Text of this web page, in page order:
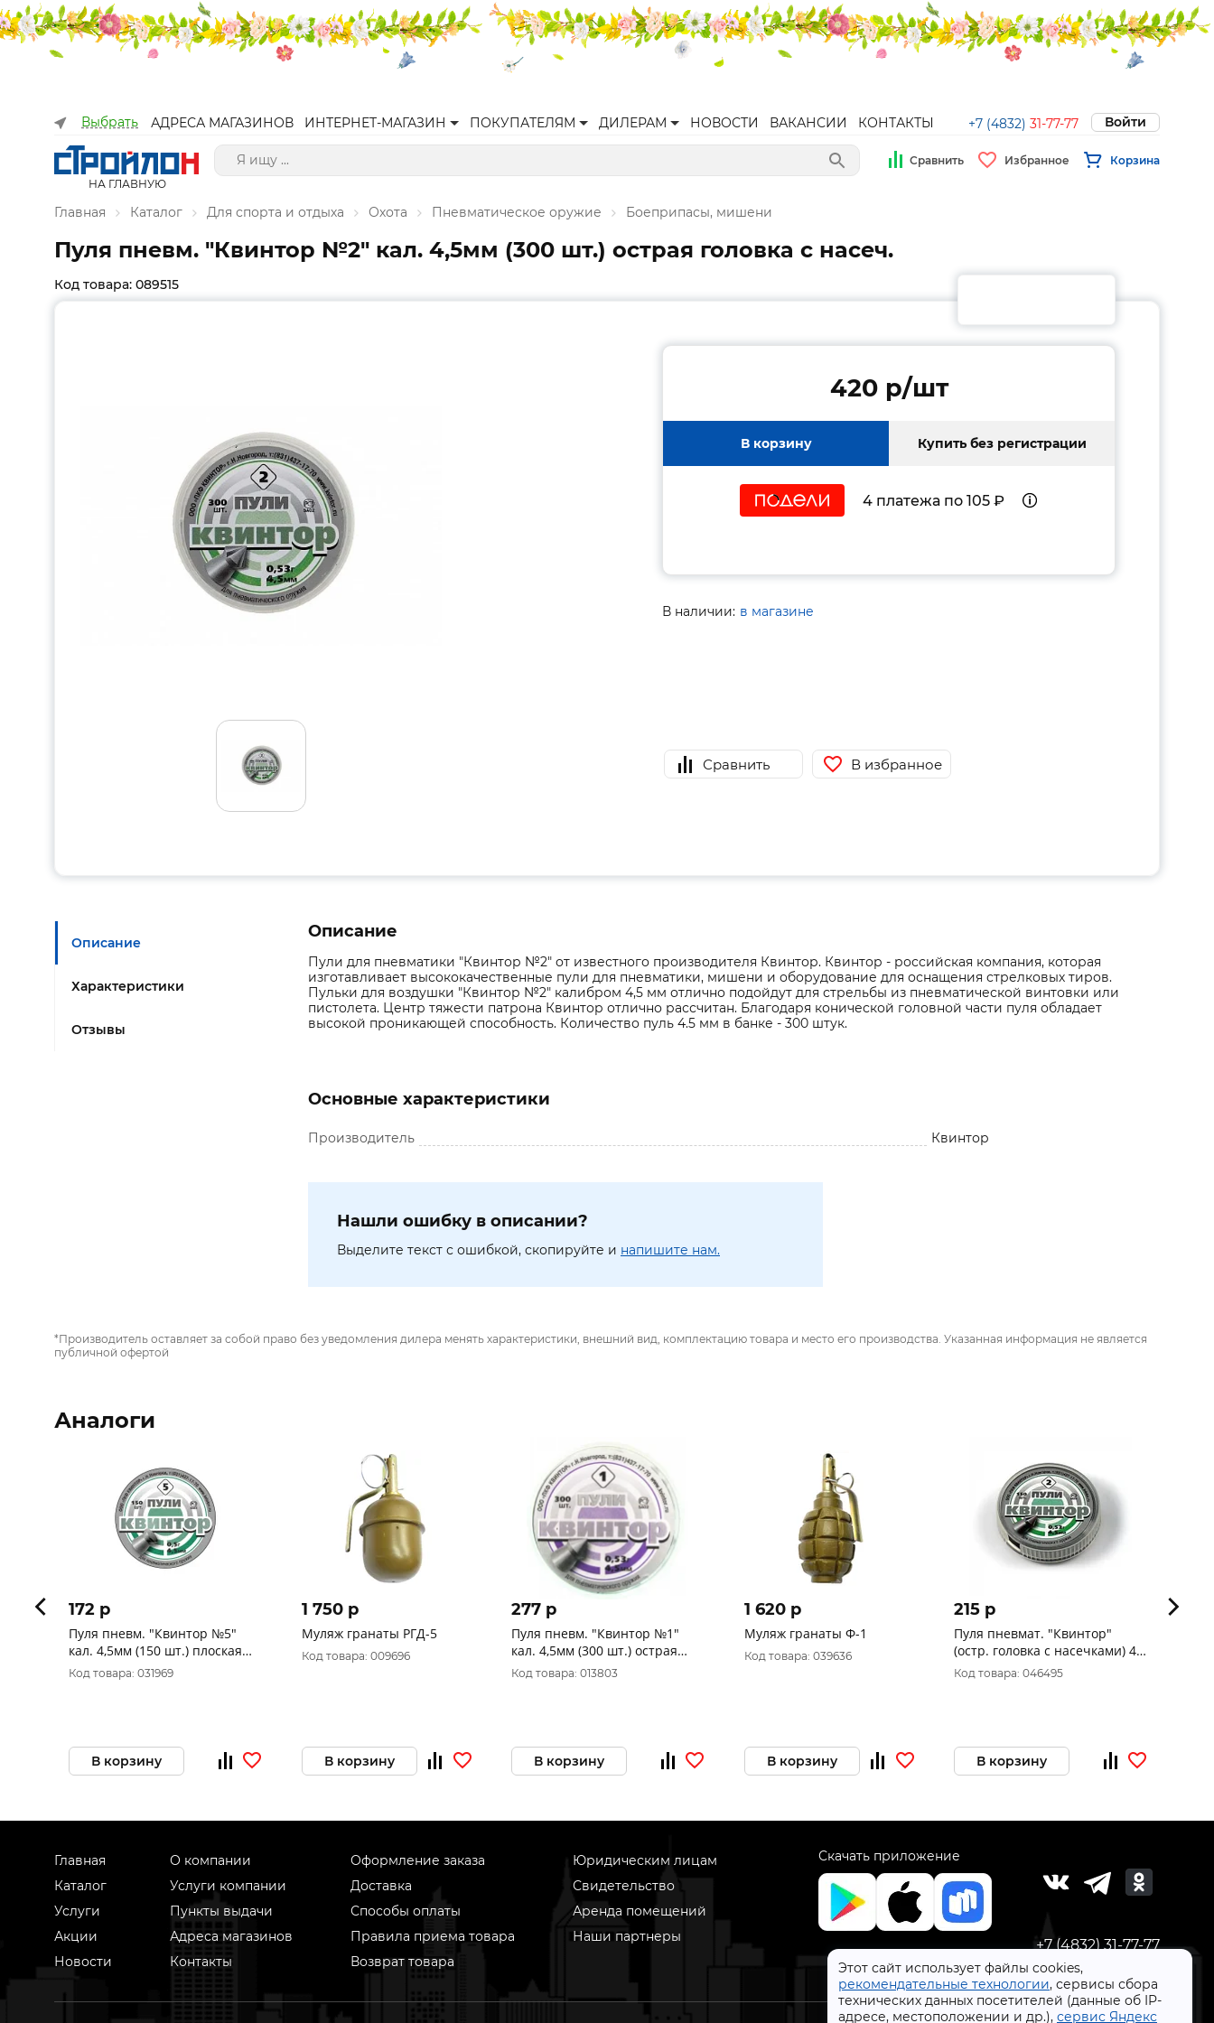
Выбрать АДРЕСА МАГАЗИНОВ ИНТЕРНЕТ-МАГАЗИН ПОКУПАТЕЛЯМ ДИЛЕРАМ НОВОСТИ ВАКАНСИИ КОНТАКТЫ +7 (4832) 31-77-77 Войти
НА ГЛАВНУЮ
Сравнить Избранное Корзина
Главная Каталог Для спорта и отдыха Охота Пневматическое оружие Боеприпасы, мишени
Этот сайт использует файлы cookies,
рекомендательные технологии, сервисы сбора
технических данных посетителей (данные об IP-
адресе, местоположении и др.), сервис Яндекс
Пуля пневм. "Квинтор №2" кал. 4,5мм (300 шт.) острая головка с насеч.
Код товара: 089515
420 p/шт
В корзину Купить без регистрации
4 платежа по 105 ₽
В наличии: в магазине
Сравнить В избранное
Описание
Характеристики
Отзывы
Описание
Пули для пневматики "Квинтор №2" от известного производителя Квинтор. Квинтор - российская компания, которая
изготавливает высококачественные пули для пневматики, мишени и оборудование для оснащения стрелковых тиров.
Пульки для воздушки "Квинтор №2" калибром 4,5 мм отлично подойдут для стрельбы из пневматической винтовки или
пистолета. Центр тяжести патрона Квинтор отлично рассчитан. Благодаря конической головной части пуля обладает
высокой проникающей способность. Количество пуль 4.5 мм в банке - 300 штук.
Основные характеристики
Производитель Квинтор
Нашли ошибку в описании?
Выделите текст с ошибкой, скопируйте и напишите нам.
*Производитель оставляет за собой право без уведомления дилера менять характеристики, внешний вид, комплектацию товара и место его производства. Указанная информация не является
публичной офертой
Аналоги
172 p
Пуля пневм. "Квинтор №5"
кал. 4,5мм (150 шт.) плоская
головка. 0,53 гр.
Код товара: 031969
В корзину
1 750 p
Муляж гранаты РГД-5
Код товара: 009696
В корзину
277 p
Пуля пневм. "Квинтор №1"
кал. 4,5мм (300 шт.) острая
головка 0,53гр
Код товара: 013803
В корзину
1 620 p
Муляж гранаты Ф-1
Код товара: 039636
В корзину
215 p
Пуля пневмат. "Квинтор"
(остр. головка с насечками) 4,5
мм 0,53 гр.(150шт.)
Код товара: 046495
В корзину
300
Главная
Каталог
Услуги
Акции
Новости
О компании
Услуги компании
Пункты выдачи
Адреса магазинов
Контакты
Оформление заказа
Доставка
Способы оплаты
Правила приема товара
Возврат товара
Юридическим лицам
Свидетельство
Аренда помещений
Наши партнеры
Скачать приложение
+7 (4832) 31-77-77